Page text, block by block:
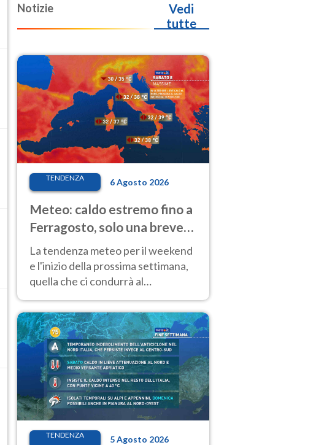
Notizie
Vedi
tutte
TENDENZA 6 Agosto 2026
Meteo: caldo estremo fino a
Ferragosto, solo una breve
pausa. Ecco dove
La tendenza meteo per il weekend
e l'inizio della prossima settimana,
quella che ci condurrà al
temperature molto elevate
TENDENZA 5 Agosto 2026